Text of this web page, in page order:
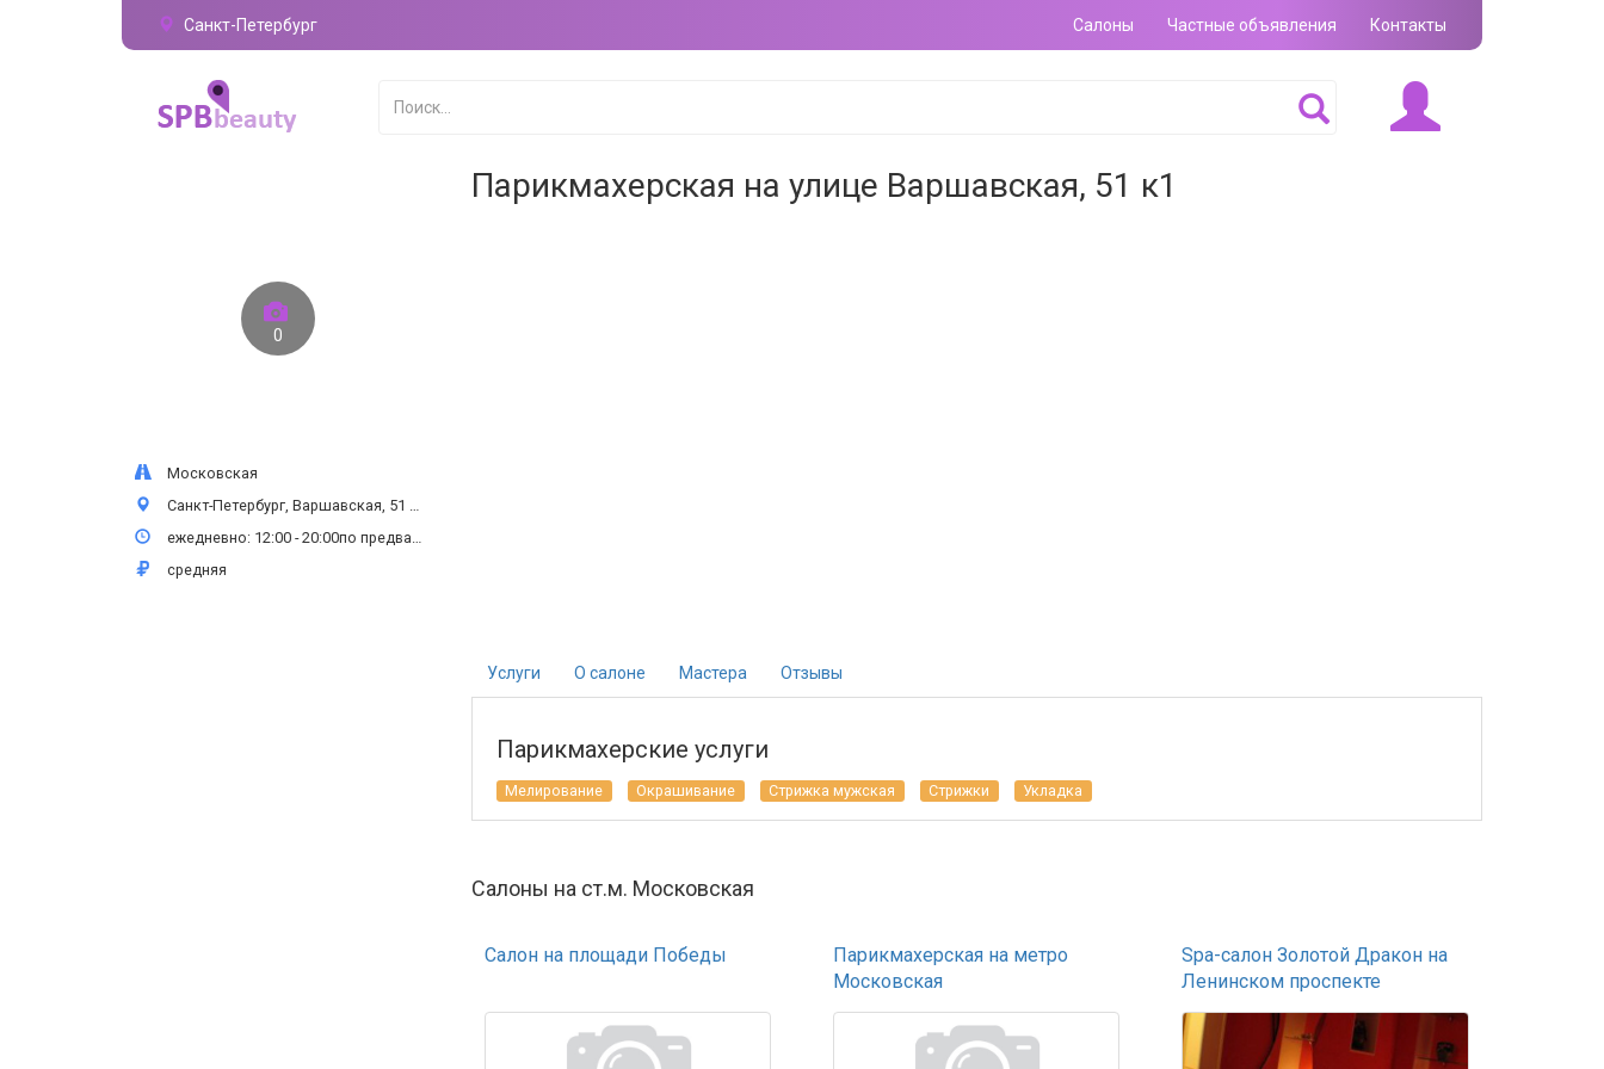
Санкт-Петербург Салоны Частные объявления Контакты
0
Московская
Санкт-Петербург, Варшавская, 51 к1, 1 этаж
ежедневно: 12:00 - 20:00по предварительной записи: пн-вс
средняя
Парикмахерская на улице Варшавская, 51 к1
Услуги О салоне Мастера Отзывы
Парикмахерские услуги
Мелирование Окрашивание Стрижка мужская Стрижки Укладка
Салоны на ст.м. Московская
Салон на площади Победы
Парикмахерская на метро
Московская
Spa-салон Золотой Дракон на
Ленинском проспекте